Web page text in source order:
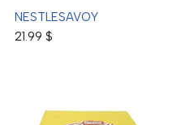
NESTLESAVOY
21.99$